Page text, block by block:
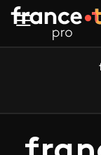
Aller au contenu